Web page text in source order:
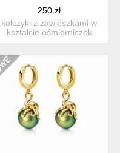
250 zł
kolczyki z zawieszkami w
kształcie ośmiorniczek